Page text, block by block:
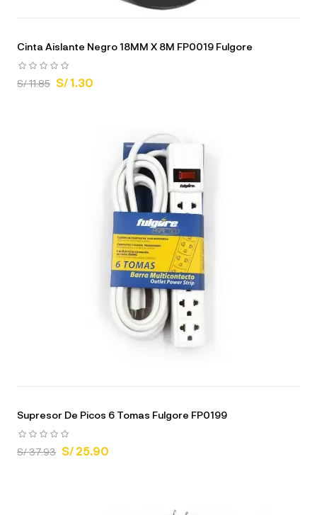
Cinta Aislante Negro 18MM X 8M FP0019 Fulgore
S/ 11.85 S/ 1.30
Supresor De Picos 6 Tomas Fulgore FP0199
S/ 37.93 S/ 25.90